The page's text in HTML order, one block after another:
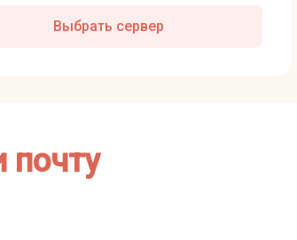
Выбрать сервер
почту